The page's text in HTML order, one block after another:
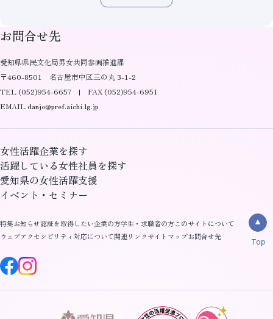
お問合せ先
愛知県県民文化局男女共同参画推進課
〒460-8501 名古屋市中区三の丸 3-1-2
TEL (052)954-6657 | FAX (052)954-6951
EMAIL danjo@pref.aichi.lg.jp
女性活躍企業を探す
活躍している女性社員を探す
愛知県の女性活躍支援
イベント・セミナー
特集お知らせ認証を取得したい企業の方学生・求職者の方このサイトについて
ウェブアクセシビリティ対応について関連リンクサイトマップお問合せ先
Top